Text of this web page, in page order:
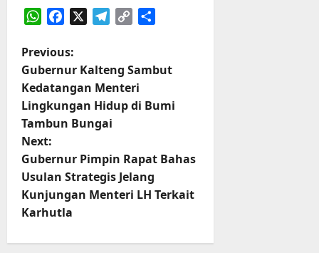
P
o
s
t
n
a
v
Previous:
Gubernur Kalteng Sambut
Kedatangan Menteri
Lingkungan Hidup di Bumi
Tambun Bungai
Next:
Gubernur Pimpin Rapat Bahas
Usulan Strategis Jelang
Kunjungan Menteri LH Terkait
Karhutla